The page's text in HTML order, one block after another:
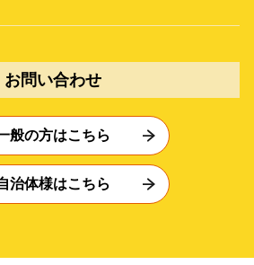
お問い合わせ
般の方はこちら
治体様はこちら